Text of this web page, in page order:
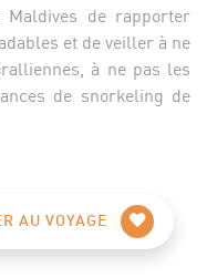
de rapporter
et de veiller à ne
à ne pas les
de snorkeling de
AU VOYAGE